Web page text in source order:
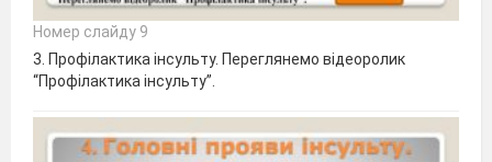
Номер слайду 9
3. Профілактика інсульту. Переглянемо відеоролик
“Профілактика інсульту”.